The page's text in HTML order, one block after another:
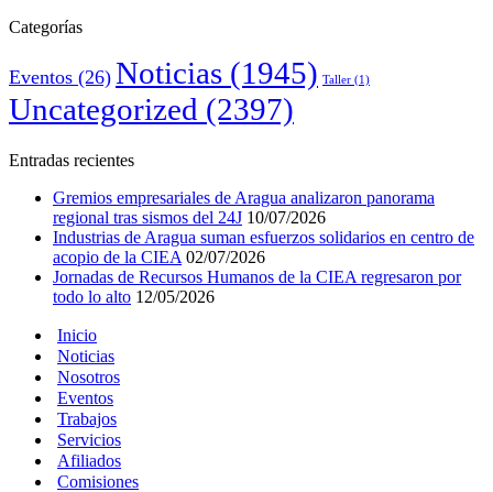
Categorías
Eventos (26) Noticias (1945) Taller (1)
Uncategorized (2397)
Entradas recientes
Gremios empresariales de Aragua analizaron panorama
regional tras sismos del 24J 10/07/2026
Industrias de Aragua suman esfuerzos solidarios en centro de
acopio de la CIEA 02/07/2026
Jornadas de Recursos Humanos de la CIEA regresaron por
todo lo alto 12/05/2026
Inicio
Noticias
Nosotros
Eventos
Trabajos
Servicios
Afiliados
Comisiones